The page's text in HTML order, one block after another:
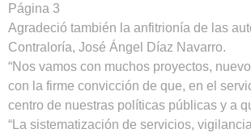
Página 3
Agradeció también la anfitrionía de las
Contraloría, José Ángel Díaz Navarro.
“Nos vamos con muchos proyectos,
con la firme convicción de que, en el
centro de nuestras políticas públicas y a
“La sistematización de servicios,